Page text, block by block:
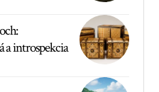
a introspekcia